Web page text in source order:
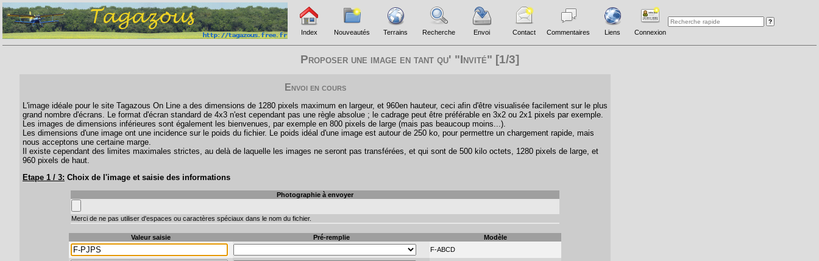
Index Nouveautés Terrains Recherche Envoi Contact Commentaires Liens Connexion
Proposer une image en tant qu' "Invité" [1/3]
Envoi en cours
L'image idéale pour le site Tagazous On Line a des dimensions de 1280 pixels maximum en largeur, et 960en hauteur, ceci afin d'être visualisée facilement sur le plus
grand nombre d'écrans. Le format d'écran standard de 4x3 n'est cependant pas une règle absolue ; le cadrage peut être préférable en 3x2 ou 2x1 pixels par exemple.
Les images de dimensions inférieures sont également les bienvenues, par exemple en 800 pixels de large (mais pas beaucoup moins...).
Les dimensions d'une image ont une incidence sur le poids du fichier. Le poids idéal d'une image est autour de 250 ko, pour permettre un chargement rapide, mais
nous acceptons une certaine marge.
Il existe cependant des limites maximales strictes, au delà de laquelle les images ne seront pas transférées, et qui sont de 500 kilo octets, 1280 pixels de large, et
960 pixels de haut.
Etape 1 / 3: Choix de l'image et saisie des informations
Photographie à envoyer
Merci de ne pas utiliser d'espaces ou caractères spéciaux dans le nom du fichier.
Valeur saisie Pré-remplie
Modèle
F-ABCD